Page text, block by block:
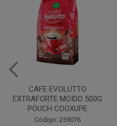
CAFE EVOLUTTO
TRADIONAL MOIDO 500G
POUCH COOXUPE
Código: 259077